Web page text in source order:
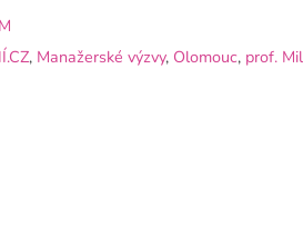
, Manažerské výzvy, Olomouc, prof.